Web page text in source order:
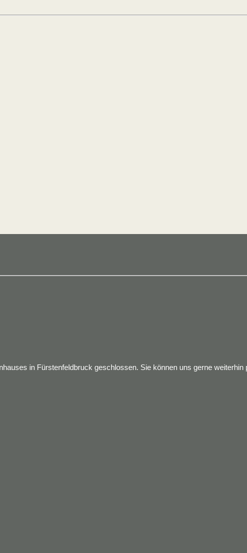
in Fürstenfeldbruck geschlossen. Sie können uns gerne